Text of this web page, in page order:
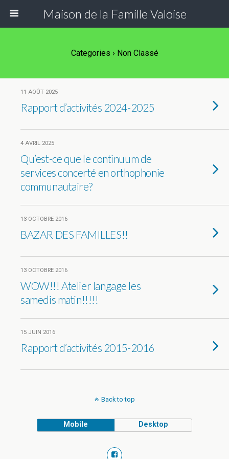
Maison de la Famille Valoise
Categories › Non Classé
11 AOÛT 2025
Rapport d’activités 2024-2025
4 AVRIL 2025
Qu’est-ce que le continuum de
services concerté en orthophonie
communautaire?
13 OCTOBRE 2016
BAZAR DES FAMILLES!!
13 OCTOBRE 2016
WOW!!! Atelier langage les
samedis matin!!!!!
15 JUIN 2016
Rapport d’activités 2015-2016
Back to top
Mobile Desktop